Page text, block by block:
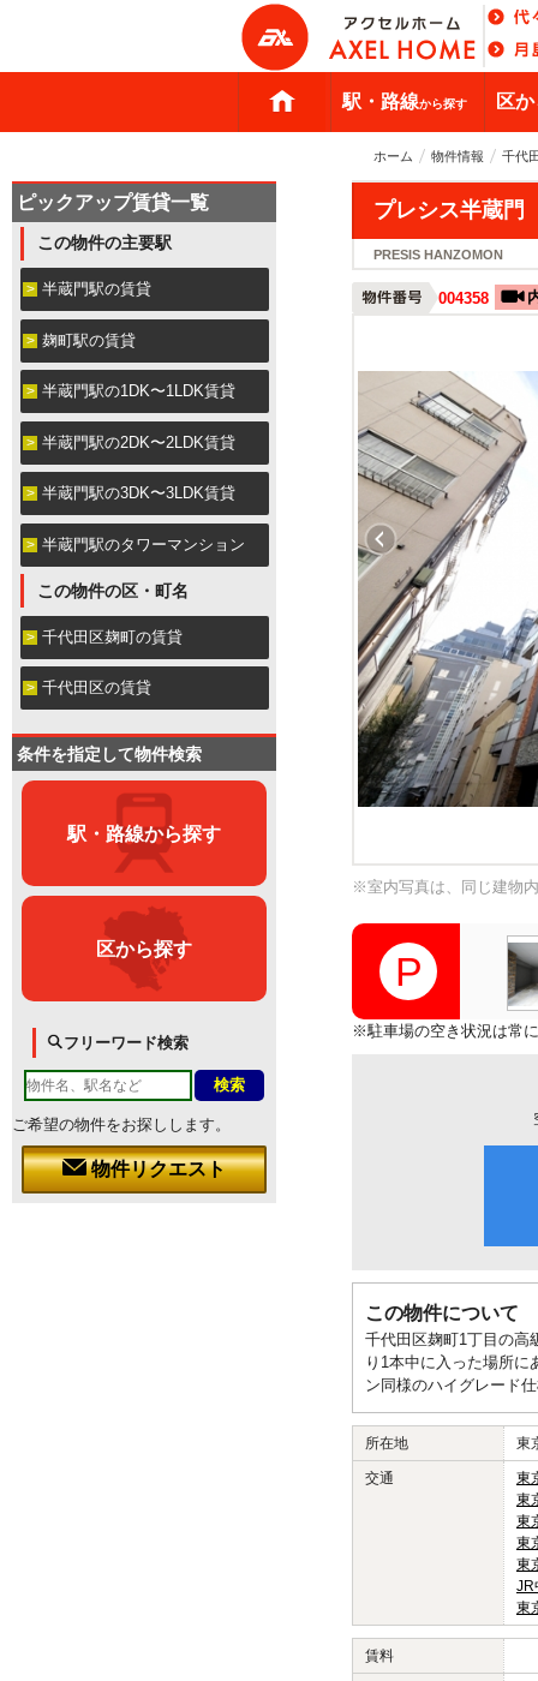
駅・路線から探す 区
ホーム 物件情報 千代
プレシス半蔵門
PRESIS HANZOMON
004358
※室内写真は、同じ建物
※駐車場の空き状況は常
この物件について
千代田区麹町1丁目の高
り1本中に入った場所に
ン同様のハイグレード
所在地 東
交通
東
東
東
東
東
JR
東
賃料
ピックアップ賃貸一覧
この物件の主要駅
半蔵門駅の賃貸
麹町駅の賃貸
半蔵門駅の1DK〜1LDK賃貸
半蔵門駅の2DK〜2LDK賃貸
半蔵門駅の3DK〜3LDK賃貸
半蔵門駅のタワーマンション
この物件の区・町名
千代田区麹町の賃貸
千代田区の賃貸
条件を指定して物件検索
駅・路線から探す
区から探す
フリーワード検索
ご希望の物件をお探しします。
物件リクエスト